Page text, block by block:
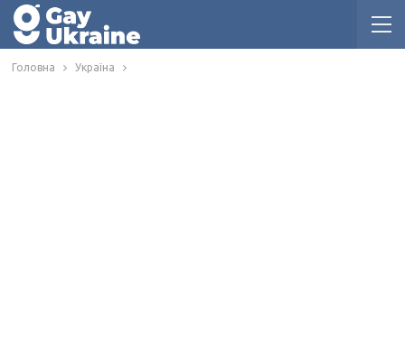
Головна Україна